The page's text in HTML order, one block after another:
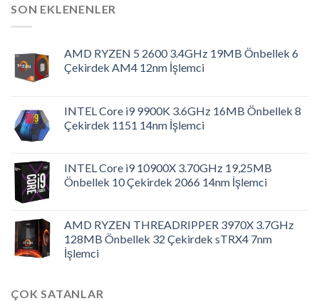
SON EKLENENLER
AMD RYZEN 5 2600 3.4GHz 19MB Önbellek 6
Çekirdek AM4 12nm İşlemci
INTEL Core i9 9900K 3.6GHz 16MB Önbellek 8
Çekirdek 1151 14nm İşlemci
INTEL Core i9 10900X 3.70GHz 19,25MB
Önbellek 10 Çekirdek 2066 14nm İşlemci
AMD RYZEN THREADRIPPER 3970X 3.7GHz
128MB Önbellek 32 Çekirdek sTRX4 7nm
İşlemci
ÇOK SATANLAR